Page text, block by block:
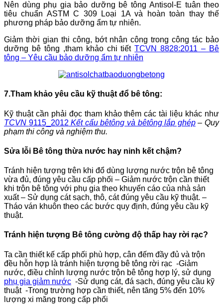
Nên dùng phụ gia bảo dưỡng bê tông Antisol-E tuân theo
tiêu chuẩn ASTM C 309 Loại 1A và hoàn toàn thay thế
phương pháp bảo dưỡng ẩm tự nhiên.
Giảm thời gian thi công, bớt nhân công trong công tác bảo
dưỡng bê tông ,tham khảo chi tiếtTCVN 8828:2011 – Bê
tông – Yêu cầu bảo dưỡng ẩm tự nhiên
7.Tham khảo yêu cầu kỹ thuật đổ bê tông:
Kỹ thuật cần phải đọc tham khảo thêm các tài liệu khác như
TCVN 9115_2012 Kết cấu bêtông và bêtông lắp ghép– Quy
phạm thi công và nghiệm thu.
Sửa lỗi Bê tông thừa nước hay ninh kết chậm?
Tránh hiện tượng trên khi đổ dùng lượng nước trộn bê tông
vừa đủ, đúng yêu cầu cấp phối – Giảm nước trộn cần thiết
khi trộn bê tông với phụ gia theo khuyến cáo của nhà sản
xuất – Sử dụng cát sạch, thô, cát đúng yêu cầu kỹ thuật. –
Tháo ván khuôn theo các bước quy định, đúng yêu cầu kỹ
thuật.
Tránh hiện tượng Bê tông cường độ thấp hay rời rạc?
Ta cần thiết kế cấp phối phù hợp, cân đếm đầy đủ và trộn
đều hỗn hợp là tránh hiện tượng bê tông rời rạc -Giảm
nước, điều chỉnh lượng nước trộn bê tông hợp lý, sử dụng
phụ gia giảm nước -Sử dụng cát, đá sạch, đúng yêu cầu kỹ
thuật -Trong trường hợp cần thiết, nên tăng 5% đến 10%
lượng xi măng trong cấp phối